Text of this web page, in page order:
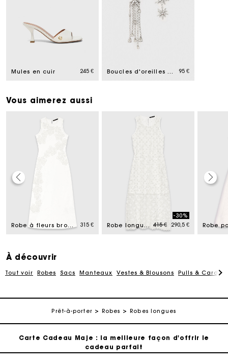
Mules en cuir 245 € Boucles d'oreilles étoiles 95 €
Vous aimerez aussi
from Robe à fleurs brodées perlées 315 € Robe longue en crochet et strass Price reduced from
415 €to
-30%
290,5 €
À découvrir
Tout voir Robes Sacs Manteaux Vestes & Blousons Pulls &
Prêt-à-porter Robes Robes longues
Carte Cadeau Maje : la meilleure façon d'offrir le
cadeau parfait
Livraison à domicile offerte sous 2 à 3 jours ouvrés.
Suivi de commande
Carte Cadeau Maje : la meilleure façon d'offrir le
cadeau parfait